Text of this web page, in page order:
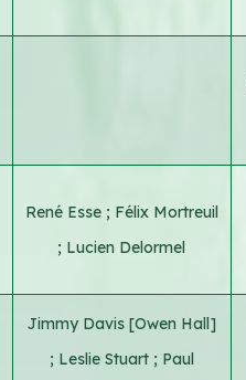
René Esse ; Félix Mortreuil
; Lucien Delormel
Jimmy Davis [Owen Hall]
; Leslie Stuart ; Paul